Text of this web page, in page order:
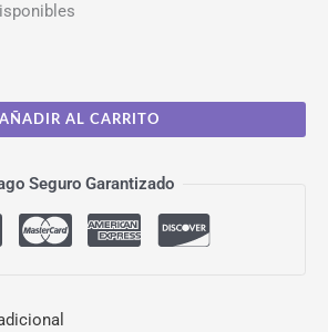
AÑADIR AL CARRITO
Seguro Garantizado